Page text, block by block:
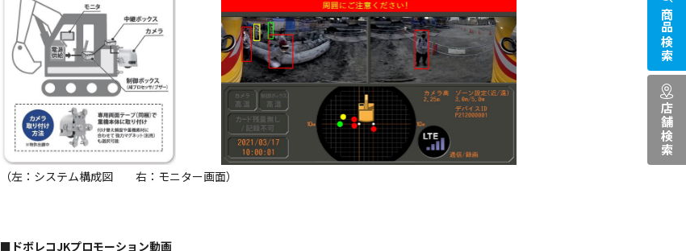
（左：システム構成図 右：モニター画面）
■ドボレコJKプロモーション動画
商品検索
店舗検索